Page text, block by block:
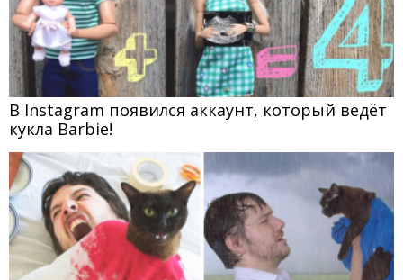
В Instagram появился аккаунт, который ведёт
кукла Barbie!